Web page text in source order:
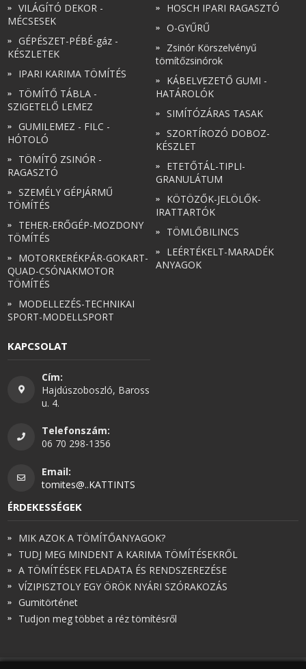
VILÁGÍTÓ DEKOR -
MÉCSESEK
GÉPÉSZET-PÉBÉ-gáz -
KÉSZLETEK
IPARI KARIMA TÖMÍTÉS
TÖMÍTŐ TÁBLA -
SZIGETELŐ LEMEZ
GUMILEMEZ - FILC -
HÓTOLÓ
TÖMÍTŐ ZSINÓR -
RAGASZTÓ
SZEMÉLY GÉPJÁRMŰ
TÖMÍTÉS
TEHER-ERŐGÉP-MOZDONY
TÖMÍTÉS
MOTORKERÉKPÁR-GOKART-
QUAD-CSÓNAKMOTOR
TÖMÍTÉS
MODELLEZÉS-TECHNIKAI
SPORT-MODELLSPORT
HOSCH IPARI RAGASZTÓ
O-GYŰRŰ
Zsinór Körszelvényű
tömítőzsinórok
KÁBELVEZETŐ GUMI -
HATÁROLÓK
SIMÍTÓZÁRAS TASAK
SZORTÍROZÓ DOBOZ-
KÉSZLET
ETETŐTÁL-TIPLI-
GRANULÁTUM
KÖTÖZŐK-JELÖLŐK-
IRATTARTÓK
TÖMLŐBILINCS
LEÉRTÉKELT-MARADÉK
ANYAGOK
KAPCSOLAT
Cím:
Hajdúszoboszló, Baross
u. 4.
Telefonszám:
06 70 298-1356
Email:
tomites@..KATTINTS
ÉRDEKESSÉGEK
MIK AZOK A TÖMÍTŐANYAGOK?
TUDJ MEG MINDENT A KARIMA TÖMÍTÉSEKRŐL
A TÖMÍTÉSEK FELADATA ÉS RENDSZEREZÉSE
VÍZIPISZTOLY EGY ÖRÖK NYÁRI SZÓRAKOZÁS
Gumitörténet
Tudjon meg többet a réz tömítésről